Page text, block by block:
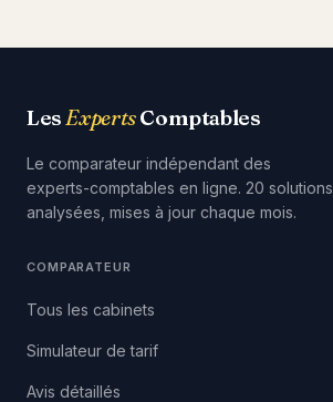
LesExpertsComptables
Le comparateur indépendant des
experts-comptables en ligne. 20 solutions
analysées, mises à jour chaque mois.
COMPARATEUR
Tous les cabinets
Simulateur de tarif
Avis détaillés